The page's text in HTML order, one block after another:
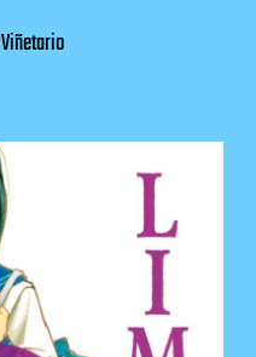
Viñetario